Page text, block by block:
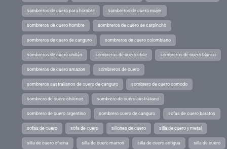
sombreros de cuero para hombre sombreros de cuero mujer
sombreros de cuero hombre sombreros de cuero de carpincho
sombreros de cuero de canguro sombreros de cuero colombiano
sombreros de cuero chillán sombreros de cuero chile sombreros de cuero blanco
sombreros de cuero amazon sombreros de cuero
sombreros australianos de cuero de canguro sombrero de cuero comodo
sombrero de cuero chilenos sombrero de cuero australiano
sombrero de cuero argentino sombrero cuero de canguro sofas de cuero baratos
sofas de cuero sofa de cuero sillones de cuero silla de cuero y metal
silla de cuero oficina silla de cuero marron silla de cuero antigua silla de cuero